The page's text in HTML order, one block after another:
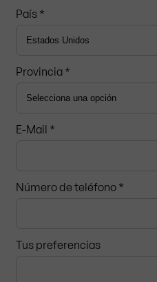
País *
Provincia *
E-Mail *
Número de teléfono *
Tus preferencias